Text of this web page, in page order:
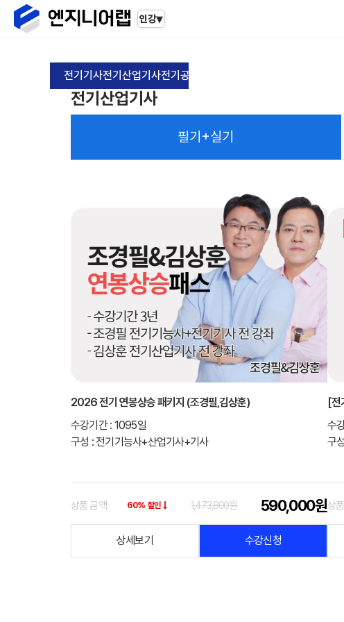
인강▾
전기기사전기산업기사전기공사기사
전기산업기사
필기+실기
2026 전기 연봉상승 패키지 (조경필,김상훈)
수강기간 : 1095일
구성 : 전기기능사+산업기사+기사
상품 금액 60% 할인 1,473,800원 590,000원
상세보기 수강신청
[전
수
구
상